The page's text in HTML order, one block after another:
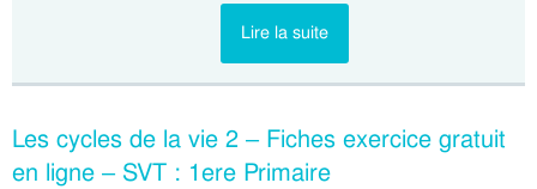
Lire la suite
Les cycles de la vie 2 – Fiches exercice gratuit
en ligne – SVT : 1ere Primaire